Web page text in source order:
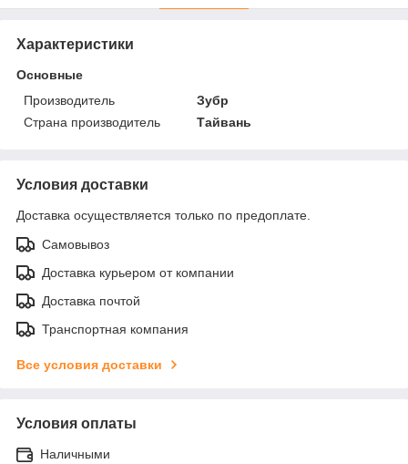
Характеристики
Основные
Производитель
Зубр
Страна производитель
Тайвань
Условия доставки
Доставка осуществляется только по предоплате.
Самовывоз
Доставка курьером от компании
Доставка почтой
Транспортная компания
Все условия доставки
Условия оплаты
Наличными